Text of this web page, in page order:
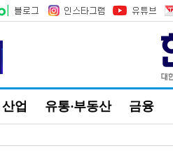
산업 유통·부동산 금융